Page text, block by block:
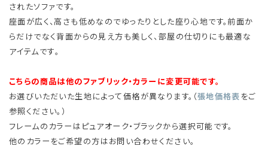
されたソファです。
座面が広く、高さも低めなのでゆったりとした座り心地です。前面か
らだけでなく背面からの見え方も美しく、部屋の仕切りにも最適な
アイテムです｡
こちらの商品は他のファブリック・カラーに変更可能です。
お選びいただいた生地によって価格が異なります。（張地価格表をご
参照ください。）
フレームのカラーはピュアオーク・ブラックから選択可能です。
他のカラーをご希望の方はお問い合わせください。